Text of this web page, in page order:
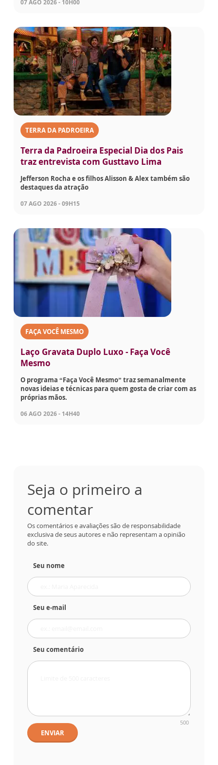
07 AGO 2026 - 10H00
TERRA DA PADROEIRA
Terra da Padroeira Especial Dia dos Pais
traz entrevista com Gusttavo Lima
Jefferson Rocha e os filhos Alisson & Alex também são
destaques da atração
07 AGO 2026 - 09H15
FAÇA VOCÊ MESMO
Laço Gravata Duplo Luxo - Faça Você
Mesmo
O programa “Faça Você Mesmo” traz semanalmente
novas ideias e técnicas para quem gosta de criar com as
próprias mãos.
06 AGO 2026 - 14H40
Seja o primeiro a
comentar
Os comentários e avaliações são de responsabilidade
exclusiva de seus autores e não representam a opinião
do site.
Seu nome
Seu e-mail
Seu comentário
500
ENVIAR